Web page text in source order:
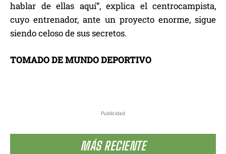
Publicidad
MÁS RECIENTE
hablar de ellas aquí”, explica el centrocampista,
cuyo entrenador, ante un proyecto enorme, sigue
siendo celoso de sus secretos.
TOMADO DE MUNDO DEPORTIVO